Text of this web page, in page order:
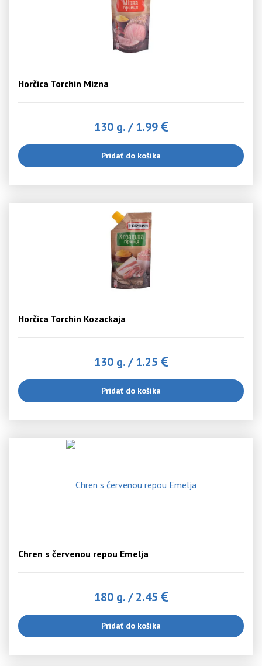
Horčica Torchin Mizna
130 g./1.99
Pridať do košíka
Horčica Torchin Kozackaja
130 g./1.25
Pridať do košíka
Chren s červenou repou Emelja
180 g./2.45
Pridať do košíka